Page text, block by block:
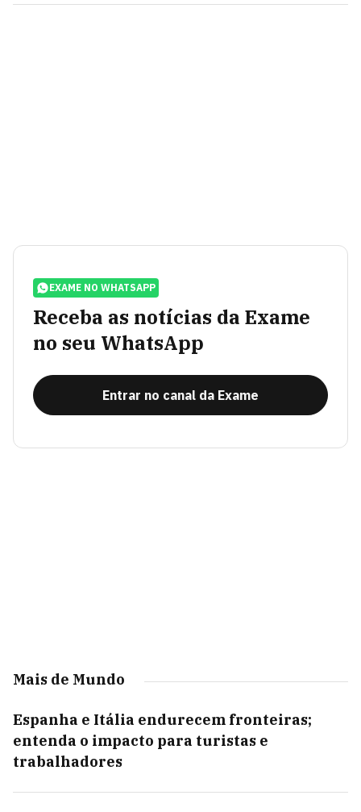
EXAME NO WHATSAPP
Receba as notícias da Exame
no seu WhatsApp
Entrar no canal da Exame
Mais de Mundo
Espanha e Itália endurecem fronteiras;
entenda o impacto para turistas e
trabalhadores